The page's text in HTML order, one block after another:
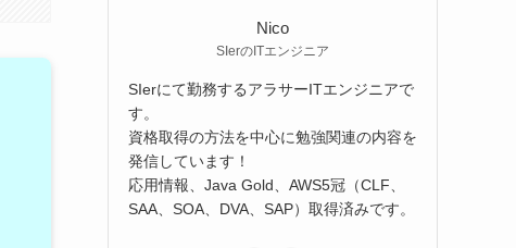
Nico
SIerのITエンジニア
SIerにて勤務するアラサーITエンジニアで
す。
資格取得の方法を中心に勉強関連の内容を
発信しています！
応用情報、Java Gold、AWS5冠（CLF、
SAA、SOA、DVA、SAP）取得済みです。